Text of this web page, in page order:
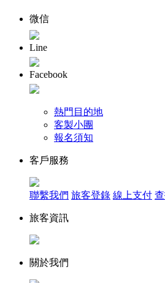
微信
Line
Facebook
熱門目的地
客製小團
報名須知
客戶服務
聯繫我們 旅客登錄 線上支付
旅客資訊
關於我們